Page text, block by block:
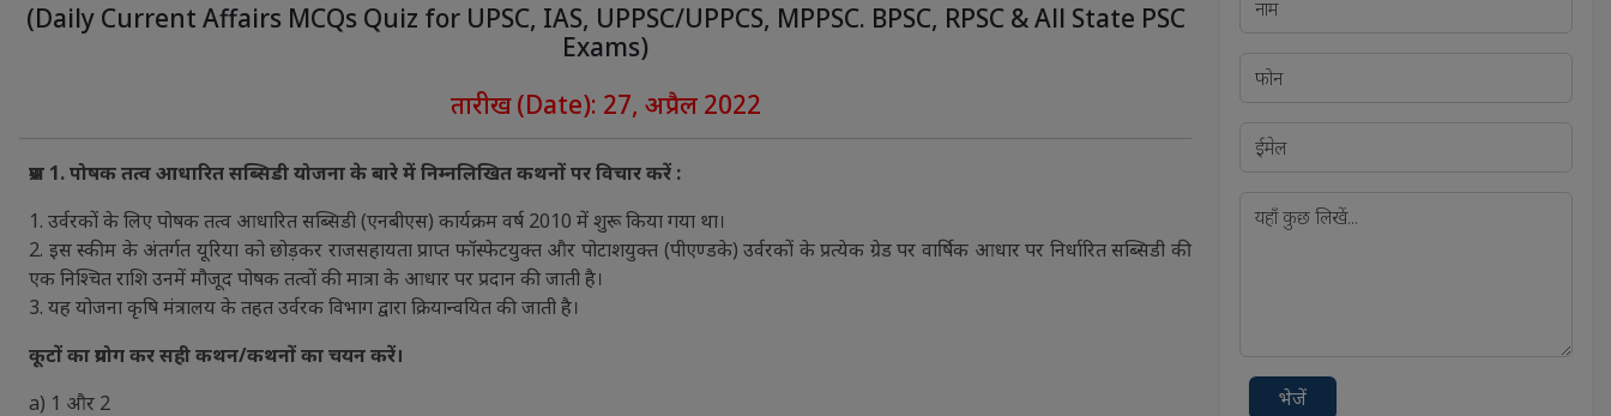
(Daily Current Affairs MCQs Quiz for UPSC, IAS, UPPSC/UPPCS, MPPSC. BPSC, RPSC & All State PSC
Exams)
तारीख (Date): 27, अप्रैल 2022
प्रश्न 1. पोषक तत्व आधारित सब्सिडी योजना के बारे में निम्नलिखित कथनों पर विचार करें :
1. उर्वरकों के लिए पोषक तत्व आधारित सब्सिडी (एनबीएस) कार्यक्रम वर्ष 2010 में शुरू किया गया था।
2. इस स्कीम के अंतर्गत यूरिया को छोड़कर राजसहायता प्राप्त फॉस्फेटयुक्त और पोटाशयुक्त (पीएण्डके) उर्वरकों के प्रत्येक ग्रेड पर वार्षिक आधार पर निर्धारित सब्सिडी की
एक निश्चित राशि उनमें मौजूद पोषक तत्वों की मात्रा के आधार पर प्रदान की जाती है।
3. यह योजना कृषि मंत्रालय के तहत उर्वरक विभाग द्वारा क्रियान्वयित की जाती है।
कूटों का प्रयोग कर सही कथन/कथनों का चयन करें।
a) 1 और 2
भेजें